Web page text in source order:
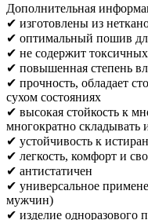
Дополнительная
✔ изготовлены из
✔ оптимальный пошив
✔ не содержит
✔ повышенная степень
✔ прочность, обладает
сухом состояниях
✔ высокая стойкость к
многократно складывать
✔ устойчивость к
✔ легкость, комфорт и
✔ антистатичен
✔ универсальное
мужчин)
✔ изделие одноразового